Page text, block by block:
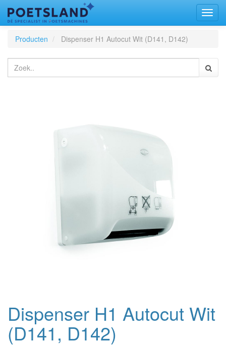
Producten
Dispenser H1 Autocut Wit (D141, D142)
Dispenser H1 Autocut Wit
(D141, D142)